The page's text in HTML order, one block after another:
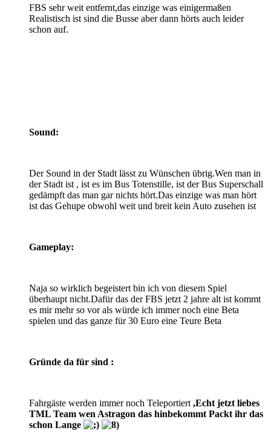
FBS sehr weit entfernt,das einzige was einigermaßen
Realistisch ist sind die Busse aber dann hörts auch leider
schon auf.
Sound:
Der Sound in der Stadt lässt zu Wünschen übrig.Wen man in
der Stadt ist , ist es im Bus Totenstille, ist der Bus Superschall
gedämpft das man gar nichts hört.Das einzige was man hört
ist das Gehupe obwohl weit und breit kein Auto zusehen ist
Gameplay:
Naja so wirklich begeistert bin ich von diesem Spiel
überhaupt nicht.Dafür das der FBS jetzt 2 jahre alt ist kommt
es mir mehr so vor als würde ich immer noch eine Beta
spielen und das ganze für 30 Euro eine Teure Beta
Gründe da für sind :
Fahrgäste werden immer noch Teleportiert ,Echt jetzt liebes
TML Team wen Astragon das hinbekommt Packt ihr das
schon Lange